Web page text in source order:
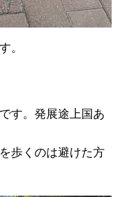
。
す。発展途上国あ
歩くのは避けた方